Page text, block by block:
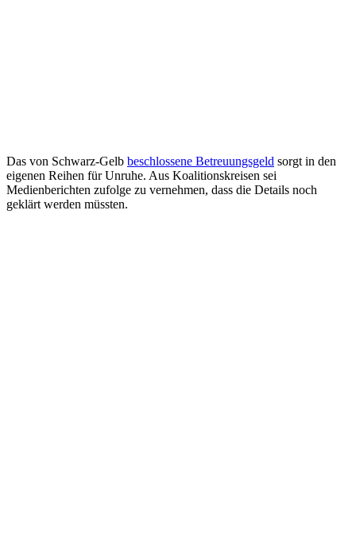
Das von Schwarz-Gelb beschlossene Betreuungsgeld sorgt in den
eigenen Reihen für Unruhe. Aus Koalitionskreisen sei
Medienberichten zufolge zu vernehmen, dass die Details noch
geklärt werden müssten.